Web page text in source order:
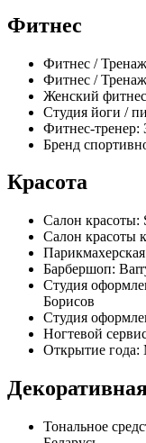
Фитнес
Фитнес /
Фитнес /
Женский
Студия йоги /
Фитнес-тренер:
Бренд
Красота
Салон красоты:
Салон красоты
Барбершоп:
Студия
Борисов
Студия
Ногтевой
Открытие года:
Тональное